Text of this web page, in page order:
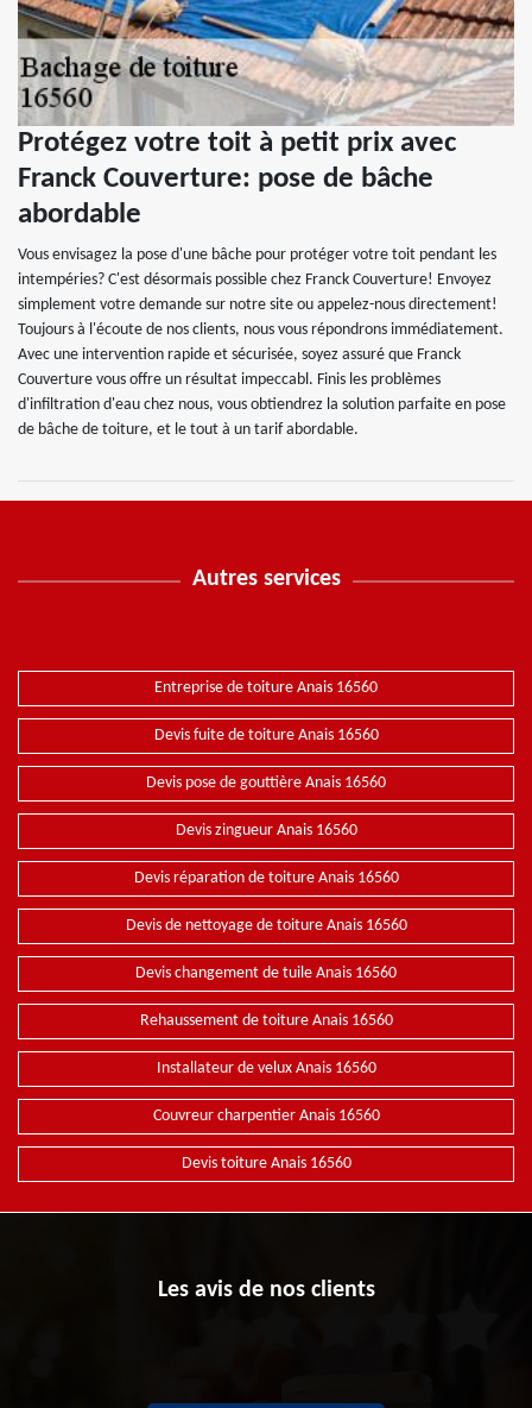
Protégez votre toit à petit prix avec
Franck Couverture: pose de bâche
abordable
Vous envisagez la pose d'une bâche pour protéger votre toit pendant les
intempéries? C'est désormais possible chez Franck Couverture! Envoyez
simplement votre demande sur notre site ou appelez-nous directement!
Toujours à l'écoute de nos clients, nous vous répondrons immédiatement.
Avec une intervention rapide et sécurisée, soyez assuré que Franck
Couverture vous offre un résultat impeccabl. Finis les problèmes
d'infiltration d'eau chez nous, vous obtiendrez la solution parfaite en pose
de bâche de toiture, et le tout à un tarif abordable.
Autres services
Entreprise de toiture Anais 16560
Devis fuite de toiture Anais 16560
Devis pose de gouttière Anais 16560
Devis zingueur Anais 16560
Devis réparation de toiture Anais 16560
Devis de nettoyage de toiture Anais 16560
Devis changement de tuile Anais 16560
Rehaussement de toiture Anais 16560
Installateur de velux Anais 16560
Couvreur charpentier Anais 16560
Devis toiture Anais 16560
Les avis de nos clients